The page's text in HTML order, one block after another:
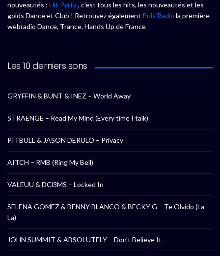
nouveautés : Hit Party, c’est tous les hits, les nouveautés et les
golds Dance et Club ! Retrouvez également Puls’Radio la première
webradio Dance, Trance, Hands Up de France
Les 10 derniers sons
GRYFFIN & BUNT & INEZ – World Away
STRAENGE – Read My Mind (Every time I talk)
PITBULL & JASON DERULO – Privacy
AITCH – RMB (Ring My Bell)
VALEUU & DCl3MS – Locked In
SELENA GOMEZ & BENNY BLANCO & BECKY G – Te Olvido (La
La)
JOHN SUMMIT & ABSOLUTELY – Don’t Believe It